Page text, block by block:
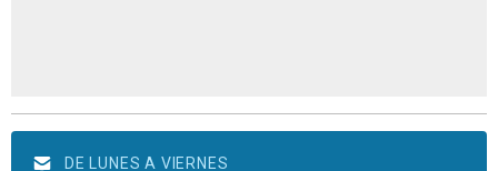
DE LUNES A VIERNES